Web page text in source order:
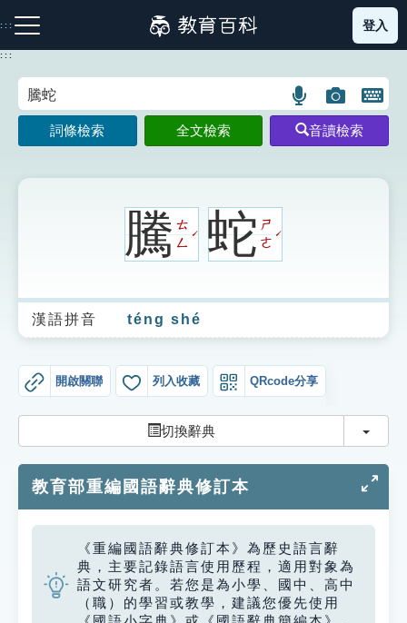
到
主
:::
注音索引圖示 筆畫索引圖示 部首索引表圖示
生字詞彙表
成語故事
索引選單
單字索引
生命大百科索引
遊戲專區
登入
:::
語
言
搜
圖
片
搜
開
鍵
圖
詞條檢索 全文檢索 音讀檢索
騰ㄊ
ㄥ
ˊ 蛇ㄕ
ㄜ
ˊ
漢語拼音 téng shé
開啟關聯 列入收藏 QRcode分享
切換辭典 切換
教育部重編國語辭典修訂本
《重編國語辭典修訂本》為歷史語言辭
典，主要記錄語言使用歷程，適用對象為
語文研究者。若您是為小學、國中、高中
（職）的學習或教學，建議您優先使用